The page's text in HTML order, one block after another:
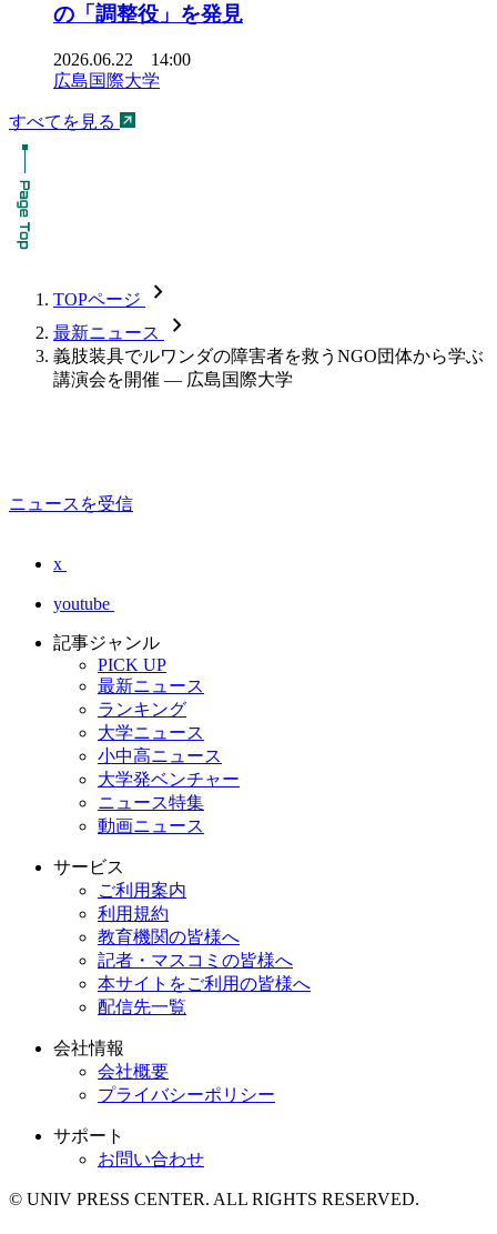
の「調整役」を発見
2026.06.22 14:00
広島国際大学
すべてを見る
TOPページ chevron_forward
最新ニュース chevron_forward
義肢装具でルワンダの障害者を救うNGO団体から学ぶ
講演会を開催 — 広島国際大学
ニュースを受信
x
youtube
記事ジャンル
PICK UP
最新ニュース
ランキング
大学ニュース
小中高ニュース
大学発ベンチャー
ニュース特集
動画ニュース
サービス
ご利用案内
利用規約
教育機関の皆様へ
記者・マスコミの皆様へ
本サイトをご利用の皆様へ
配信先一覧
会社情報
会社概要
プライバシーポリシー
サポート
お問い合わせ
© UNIV PRESS CENTER. ALL RIGHTS RESERVED.